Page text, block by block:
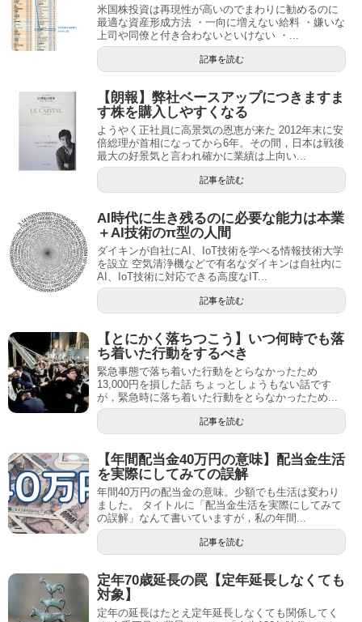
米国株投資は再現性が高いのでまわりに勧めるのに
最適な資産形成方法 ・一向に増えない給料 ・嫌いな
上司や同僚と付き合わないといけない ・...
記事を読む
【朗報】弊社ベースアップにつきますま
す株を購入しやすくなる
ようやく正社員に高景気の恩恵が来た 2012年末に安
倍総理が首相になってから6年。その間，日本は戦後
最大の好景気と言われ確かに業績は上向い...
記事を読む
AI時代に生き残るのに必要な能力は本業
＋AI技術のπ型の人間
ダイキンが自社にAI、IoT技術を学べる情報技術大学
を設立 空気清浄機などで有名なダイキンは自社内に
AI、IoT技術に対応できる高度なIT...
記事を読む
【とにかく落ちつこう】いつ何時でも落
ち着いた行動をするべき
緊急事態で落ち着いた行動をとらなかったため
13,000円を損した話 ちょっとしょうもない話です
が，緊急時に落ち着いた行動をとらなかったため...
記事を読む
【年間配当金40万円の意味】配当金生活
を実際にしてみての誤解
年間40万円の配当金の意味。少額でも生活は変わり
ました。 タイトルに「配当金生活を実際にしてみて
の誤解」なんて書いていますが，私の年間...
記事を読む
定年70歳延長の罠【定年延長しなくても
対象】
定年の延長はたとえ定年延長しなくても関係してく